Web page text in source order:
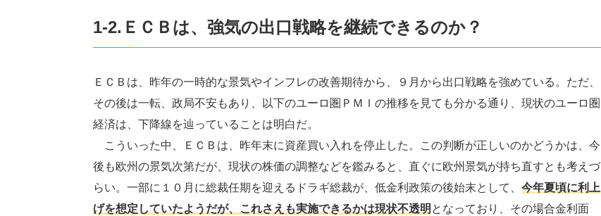
1-2.ＥＣＢは、強気の出口戦略を継続できるのか？
ＥＣＢは、昨年の一時的な景気やインフレの改善期待から、９月から出口戦略を強めている。ただ、
その後は一転、政局不安もあり、以下のユーロ圏ＰＭＩの推移を見ても分かる通り、現状のユーロ圏
経済は、下降線を辿っていることは明白だ。
こういった中、ＥＣＢは、昨年末に資産買い入れを停止した。この判断が正しいのかどうかは、今
後も欧州の景気次第だが、現状の株価の調整などを鑑みると、直ぐに欧州景気が持ち直すとも考えづ
らい。一部に１０月に総裁任期を迎えるドラギ総裁が、低金利政策の後始末として、 今年夏頃に利上
げを想定していたようだが、これさえも実施できるかは現状不透明 となっており、その場合金利面